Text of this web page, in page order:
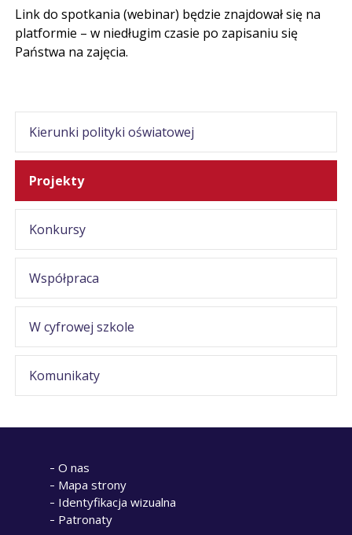
Link do spotkania (webinar) będzie znajdował się na
platformie – w niedługim czasie po zapisaniu się
Państwa na zajęcia.
Kierunki polityki oświatowej
Projekty
Konkursy
Współpraca
W cyfrowej szkole
Komunikaty
O nas
Mapa strony
Identyfikacja wizualna
Patronaty